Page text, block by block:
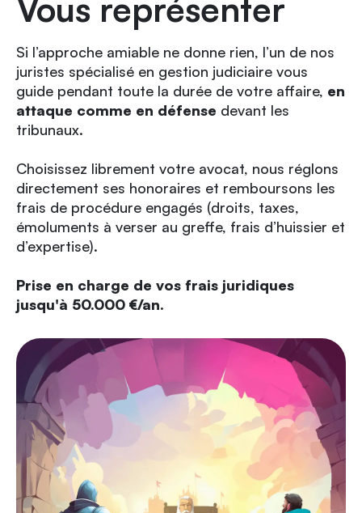
Vous représenter
Si l’approche amiable ne donne rien, l’un de nos
juristes spécialisé en gestion judiciaire vous
guide pendant toute la durée de votre affaire, en
attaque comme en défense devant les
tribunaux.
Choisissez librement votre avocat, nous réglons
directement ses honoraires et remboursons les
frais de procédure engagés (droits, taxes,
émoluments à verser au greffe, frais d’huissier et
d’expertise).
Prise en charge de vos frais juridiques
jusqu'à 50.000 €/an.